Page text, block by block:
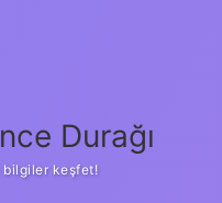
Durağı
keşfet!